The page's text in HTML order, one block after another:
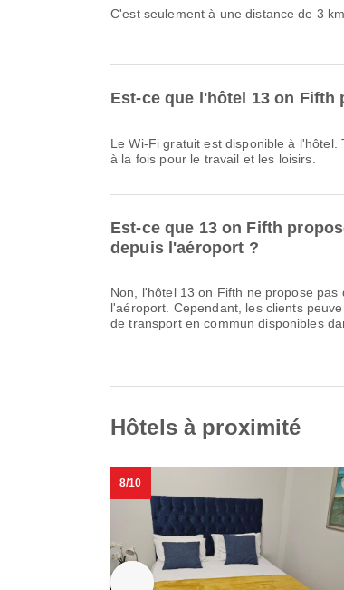
C'est seulement à une distance de 3
Est-ce que l'hôtel 13 on Fifth
Le Wi-Fi gratuit est disponible à
à la fois pour le travail et les loisirs.
Est-ce que 13 on Fifth
depuis l'aéroport ?
Non, l'hôtel 13 on Fifth ne propose
l'aéroport. Cependant, les clients
de transport en commun disponibles
Hôtels à proximité
8/10